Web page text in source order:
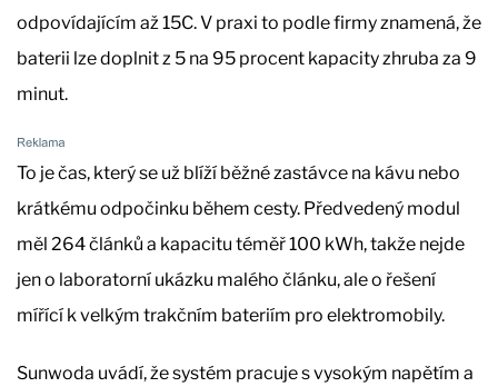
odpovídajícím až 15C. V praxi to podle firmy znamená, že
baterii lze doplnit z 5 na 95 procent kapacity zhruba za 9
minut.
To je čas, který se už blíží běžné zastávce na kávu nebo
krátkému odpočinku během cesty. Předvedený modul
měl 264 článků a kapacitu téměř 100 kWh, takže nejde
jen o laboratorní ukázku malého článku, ale o řešení
mířící k velkým trakčním bateriím pro elektromobily.
Sunwoda uvádí, že systém pracuje s vysokým napětím a